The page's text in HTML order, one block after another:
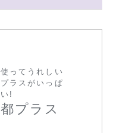
使ってうれしい
プラスがいっぱ
い!
都プラス